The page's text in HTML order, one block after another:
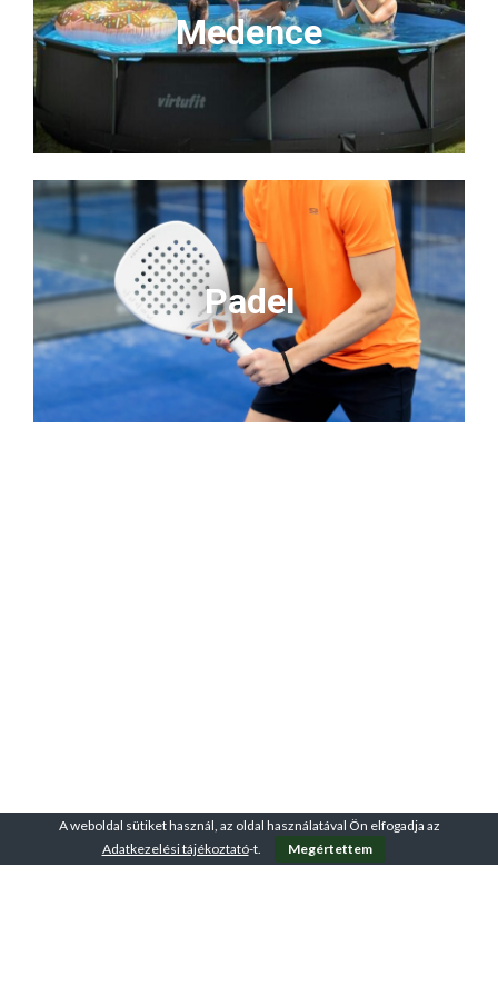
Medence
Padel
A weboldal sütiket használ, az oldal használatával Ön elfogadja az
Adatkezelési tájékoztató-t. Megértettem